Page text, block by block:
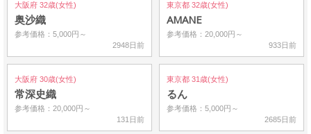
大阪府 32歳(女性)
奥沙織
参考価格：5,000円～
2948日前
東京都 32歳(女性)
AMANE
参考価格：20,000円～
933日前
大阪府 30歳(女性)
常深史織
参考価格：20,000円～
131日前
東京都 31歳(女性)
るん
参考価格：5,000円～
2685日前